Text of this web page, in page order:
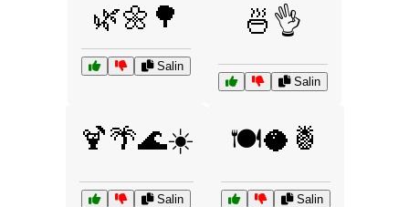
baru dalam mengekspresikan
Ok dengan emoji
🌿🌼🌳
Salin
🍜👌
Salin
🍹🌴🌊☀️
Salin
🍽️🥥🍍
Salin